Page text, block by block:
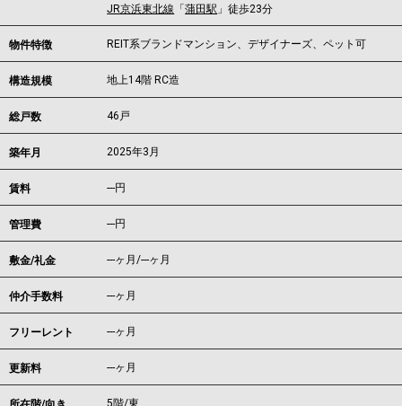
JR京浜東北線 「蒲田駅 」徒歩23分
物件特徴 REIT系ブランドマンション、デザイナーズ、ペット可
構造規模 地上14階 RC造
総戸数 46戸
築年月 2025年3月
賃料 ---円
管理費 ---円
敷金/礼金 ---ヶ月/---ヶ月
仲介手数料 ---ヶ月
フリーレント ---ヶ月
更新料 ---ヶ月